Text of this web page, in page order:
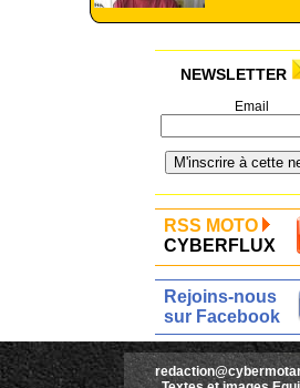
NEWSLETTER
Email
RSS MOTO
CYBERFLUX
Rejoins-nous
sur Facebook